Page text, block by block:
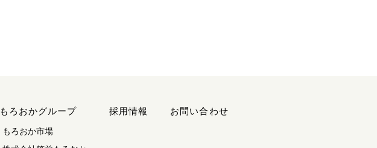
もろおかグループ
もろおか市場
採用情報 お問い合わせ